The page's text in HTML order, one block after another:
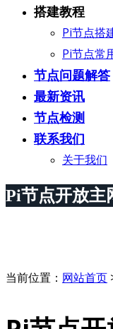
搭建教程
Pi节点搭
Pi节点常
节点问题解答
最新资讯
节点检测
联系我们
关于我们
Pi节点开放主
当前位置： 网站首页